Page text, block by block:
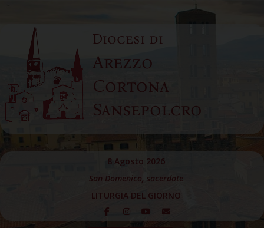
content
Diocesi di
Arezzo
Cortona
Sansepolcro
8 Agosto 2026
San Domenico, sacerdote
LITURGIA DEL GIORNO